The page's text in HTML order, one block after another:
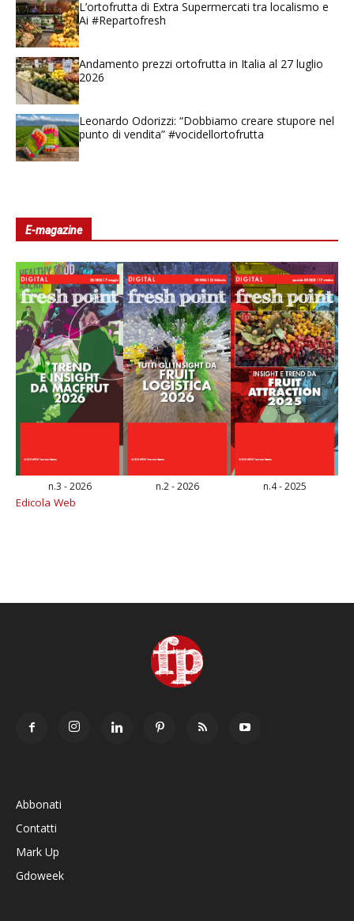
L’ortofrutta di Extra Supermercati tra localismo e
Ai #Repartofresh
Andamento prezzi ortofrutta in Italia al 27 luglio
2026
Leonardo Odorizzi: “Dobbiamo creare stupore nel
punto di vendita” #vocidellortofrutta
E-magazine
n.3 - 2026 n.2 - 2026 n.4 - 2025
Edicola Web
Abbonati
Contatti
Mark Up
Gdoweek